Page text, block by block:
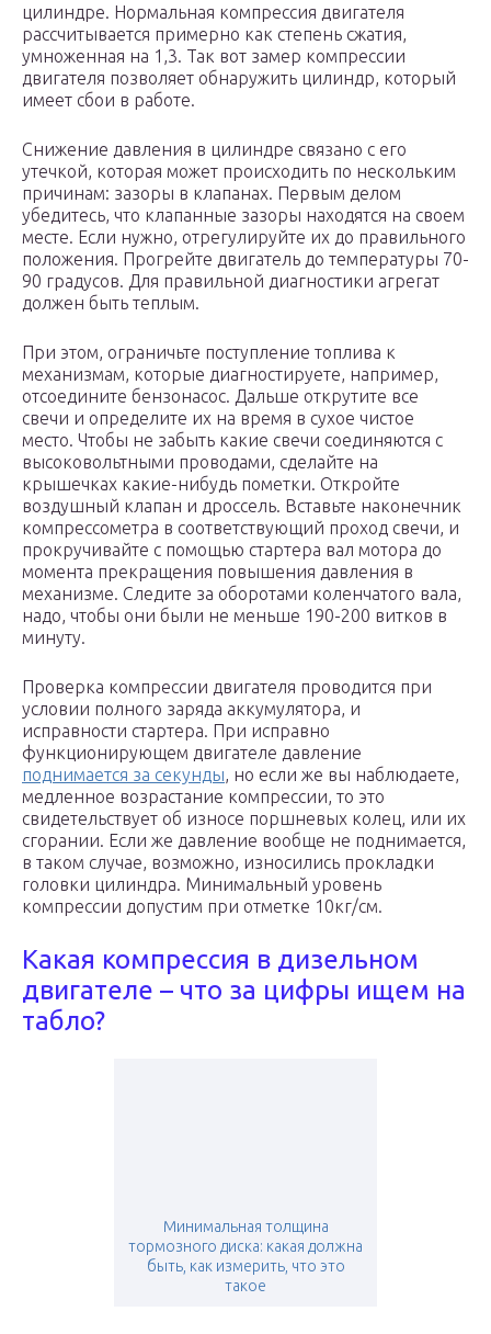
цилиндре. Нормальная компрессия двигателя
рассчитывается примерно как степень сжатия,
умноженная на 1,3. Так вот замер компрессии
двигателя позволяет обнаружить цилиндр, который
имеет сбои в работе.
Снижение давления в цилиндре связано с его
утечкой, которая может происходить по нескольким
причинам: зазоры в клапанах. Первым делом
убедитесь, что клапанные зазоры находятся на своем
месте. Если нужно, отрегулируйте их до правильного
положения. Прогрейте двигатель до температуры 70-
90 градусов. Для правильной диагностики агрегат
должен быть теплым.
При этом, ограничьте поступление топлива к
механизмам, которые диагностируете, например,
отсоедините бензонасос. Дальше открутите все
свечи и определите их на время в сухое чистое
место. Чтобы не забыть какие свечи соединяются с
высоковольтными проводами, сделайте на
крышечках какие-нибудь пометки. Откройте
воздушный клапан и дроссель. Вставьте наконечник
компрессометра в соответствующий проход свечи, и
прокручивайте с помощью стартера вал мотора до
момента прекращения повышения давления в
механизме. Следите за оборотами коленчатого вала,
надо, чтобы они были не меньше 190-200 витков в
минуту.
Проверка компрессии двигателя проводится при
условии полного заряда аккумулятора, и
исправности стартера. При исправно
функционирующем двигателе давление
поднимается за секунды, но если же вы наблюдаете,
медленное возрастание компрессии, то это
свидетельствует об износе поршневых колец, или их
сгорании. Если же давление вообще не поднимается,
в таком случае, возможно, износились прокладки
головки цилиндра. Минимальный уровень
компрессии допустим при отметке 10кг/см.
Какая компрессия в дизельном
двигателе – что за цифры ищем на
табло?
Минимальная толщина
тормозного диска: какая должна
быть, как измерить, что это
такое